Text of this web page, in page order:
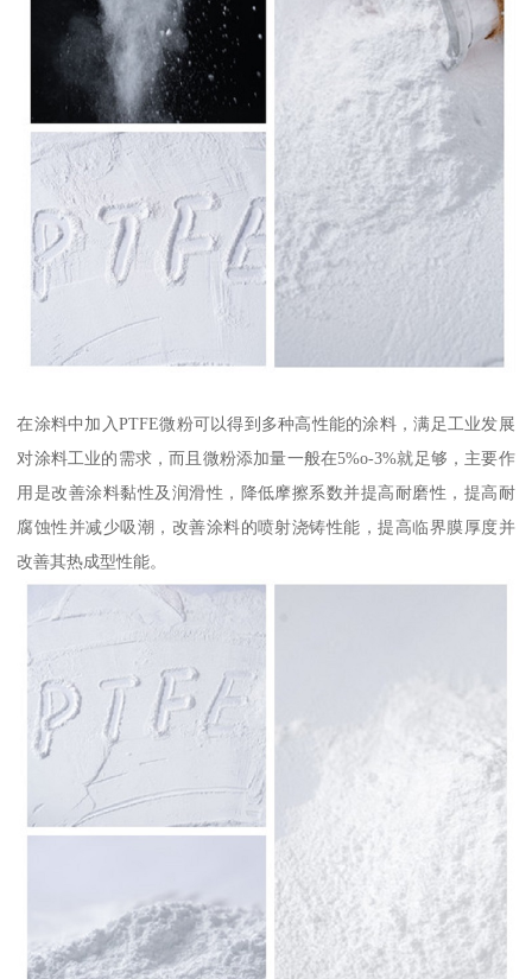
在涂料中加入PTFE微粉可以得到多种高性能的涂料，满足工业发展
对涂料工业的需求，而且微粉添加量一般在5%o-3%就足够，主要作
用是改善涂料黏性及润滑性，降低摩擦系数并提高耐磨性，提高耐
腐蚀性并减少吸潮，改善涂料的喷射浇铸性能，提高临界膜厚度并
改善其热成型性能。